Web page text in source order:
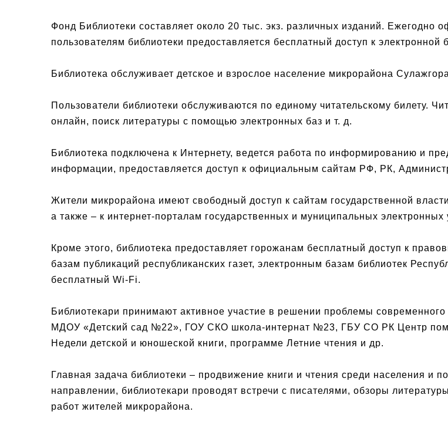
Фонд Библиотеки составляет около 20 тыс. экз. различных изданий. Ежегодно
пользователям библиотеки предоставляется бесплатный доступ к электронной
Библиотека обслуживает детское и взрослое население микрорайона
Пользователи библиотеки обслуживаются по единому читательскому билету.
онлайн, поиск литературы с помощью электронных баз и т. д.
Библиотека подключена к Интернету, ведется работа по информированию и
информации, предоставляется доступ к официальным сайтам РФ, РК,
Жители микрорайона имеют свободный доступ к сайтам государственной
а также – к интернет-порталам государственных и муниципальных электронных
Кроме этого, библиотека предоставляет горожанам бесплатный доступ к
базам публикаций республиканских газет, электронным базам библиотек
бесплатный Wi-Fi.
Библиотекари принимают активное участие в решении проблемы
МДОУ «Детский сад №22», ГОУ СКО школа-интернат №23, ГБУ СО РК Центр
Недели детской и юношеской книги, программе Летние чтения и др.
Главная задача библиотеки – продвижение книги и чтения среди населения и
направлении, библиотекари проводят встречи с писателями, обзоры
работ жителей микрорайона.